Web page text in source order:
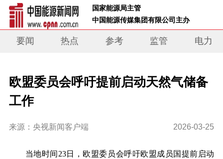
国家能源局主管
中国能源传媒集团有限公司主办
要闻 热点 参考 监管 电力
欧盟委员会呼吁提前启动天然气储备
工作
来源：央视新闻客户端 2026-03-25
当地时间23日，欧盟委员会呼吁欧盟成员国提前启动